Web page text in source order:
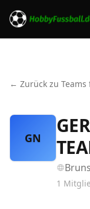
← Zurück zu Teams
GN
1